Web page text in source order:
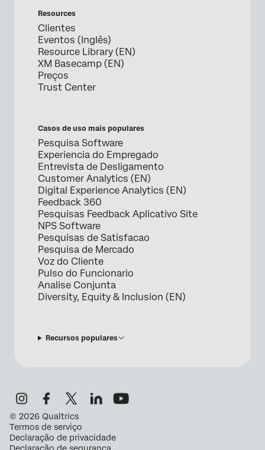
Resources
Clientes
Eventos (Inglês)
Resource Library (EN)
XM Basecamp (EN)
Preços
Trust Center
Casos de uso mais populares
Pesquisa Software
Experiencia do Empregado
Entrevista de Desligamento
Customer Analytics (EN)
Digital Experience Analytics (EN)
Feedback 360
Pesquisas Feedback Aplicativo Site
NPS Software
Pesquisas de Satisfacao
Pesquisa de Mercado
Voz do Cliente
Pulso do Funcionario
Analise Conjunta
Diversity, Equity & Inclusion (EN)
Recursos populares
© 2026 Qualtrics
Termos de serviço
Declaração de privacidade